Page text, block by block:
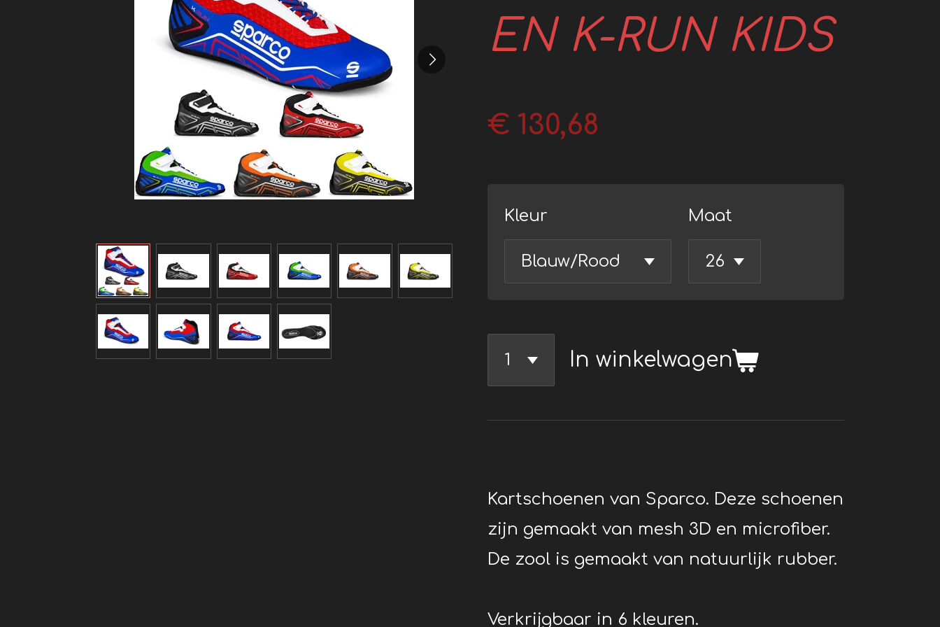
EN K-RUN KIDS
€ 130,68
Kleur Maat
In winkelwagen
Kartschoenen van Sparco. Deze schoenen
zijn gemaakt van mesh 3D en microfiber.
De zool is gemaakt van natuurlijk rubber.
Verkrijgbaar in 6 kleuren.